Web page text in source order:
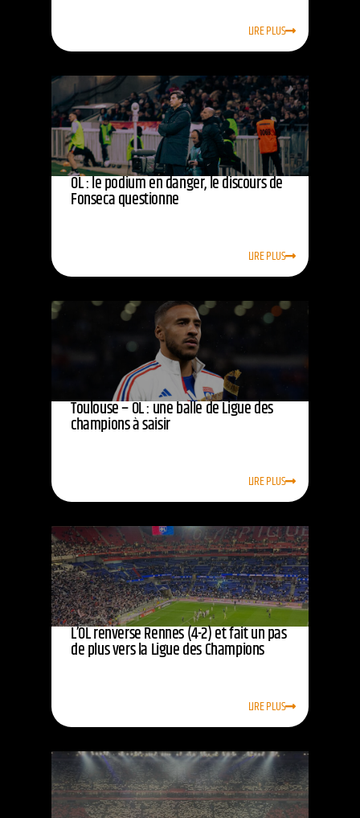
LIRE PLUS
OL : le podium en danger, le discours de
Fonseca questionne
LIRE PLUS
Toulouse – OL : une balle de Ligue des
champions à saisir
LIRE PLUS
L’OL renverse Rennes (4-2) et fait un pas
de plus vers la Ligue des Champions
LIRE PLUS